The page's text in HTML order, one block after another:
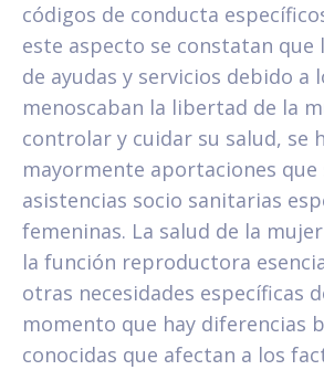
códigos de conducta
este aspecto se constatan que
de ayudas y servicios debido a
menoscaban la libertad de la
controlar y cuidar su salud, se
mayormente aportaciones que
asistencias socio sanitarias
femeninas. La salud de la
la función reproductora
otras necesidades específicas
momento que hay diferencias
conocidas que afectan a los